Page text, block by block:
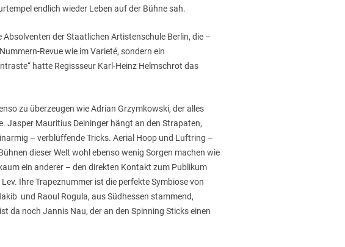
endlich wieder Leben auf der Bühne sah.
der Staatlichen Artistenschule Berlin, die –
Revue wie im Varieté, sondern ein
hatte Regissseur Karl-Heinz Helmschrot das
zu überzeugen wie Adrian Grzymkowski, der alles
Jasper Mauritius Deininger hängt an den Strapaten,
– verblüffende Tricks. Aerial Hoop und Luftring –
dieser Welt wohl ebenso wenig Sorgen machen wie
ein anderer – den direkten Kontakt zum Publikum
Ihre Trapeznummer ist die perfekte Symbiose von
und Raoul Rogula, aus Südhessen stammend,
da noch Jannis Nau, der an den Spinning Sticks einen